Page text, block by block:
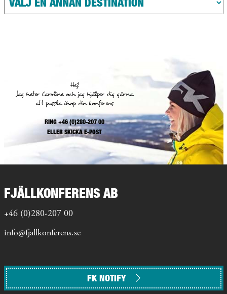
Hej!
Jag heter Caroline och jag hjälper dig gärna
att pussla ihop din konferens
RING +46 (0)280-207 00
ELLERSKICKA E-POST
FJÄLLKONFERENS AB
+46 (0)280-207 00
info@fjallkonferens.se
FK NOTIFY